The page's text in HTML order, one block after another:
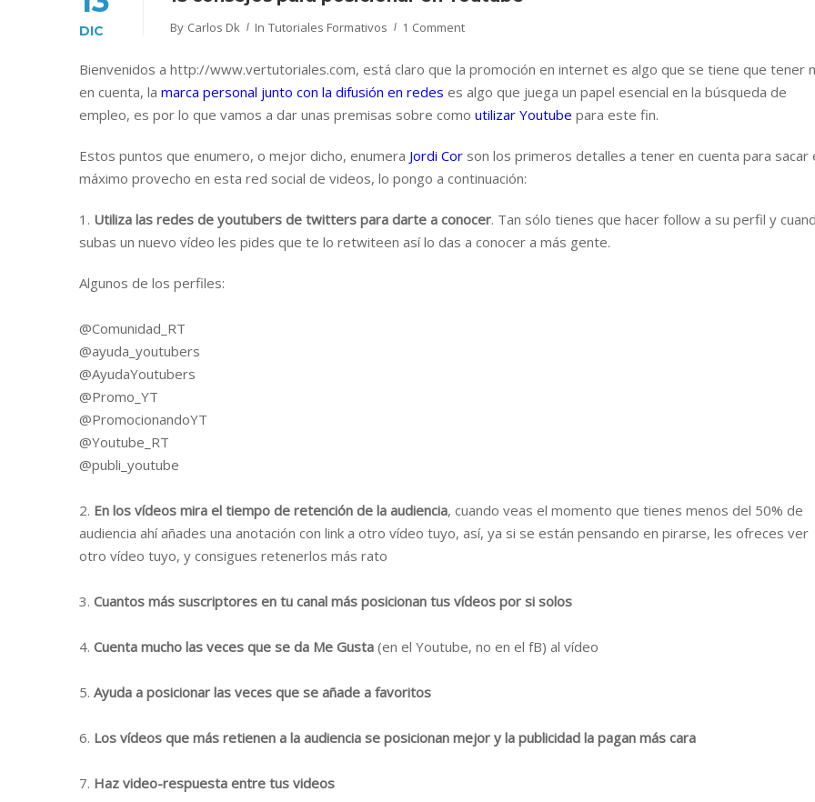
DIC By Carlos Dk In Tutoriales Formativos 1 Comment
Bienvenidos a http://www.vertutoriales.com, está claro que la promoción en internet es algo que se tiene que tener
en cuenta, la marca personal junto con la difusión en redes es algo que juega un papel esencial en la búsqueda de
empleo, es por lo que vamos a dar unas premisas sobre como utilizar Youtube para este fin.
Estos puntos que enumero, o mejor dicho, enumera Jordi Cor son los primeros detalles a tener en cuenta para sacar
máximo provecho en esta red social de videos, lo pongo a continuación:
1. Utiliza las redes de youtubers de twitters para darte a conocer. Tan sólo tienes que hacer follow a su perfil y
subas un nuevo vídeo les pides que te lo retwiteen así lo das a conocer a más gente.
Algunos de los perfiles:
@Comunidad_RT
@ayuda_youtubers
@AyudaYoutubers
@Promo_YT
@PromocionandoYT
@Youtube_RT
@publi_youtube
2. En los vídeos mira el tiempo de retención de la audiencia, cuando veas el momento que tienes menos del 50% de
audiencia ahí añades una anotación con link a otro vídeo tuyo, así, ya si se están pensando en pirarse, les ofreces ver
otro vídeo tuyo, y consigues retenerlos más rato
3. Cuantos más suscriptores en tu canal más posicionan tus vídeos por si solos
4. Cuenta mucho las veces que se da Me Gusta (en el Youtube, no en el fB) al vídeo
5. Ayuda a posicionar las veces que se añade a favoritos
6. Los vídeos que más retienen a la audiencia se posicionan mejor y la publicidad la pagan más cara
7. Haz video-respuesta entre tus videos